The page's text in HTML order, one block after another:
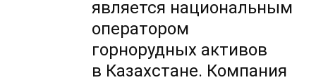
является национальным
оператором
горнорудных активов
в Казахстане. Компания